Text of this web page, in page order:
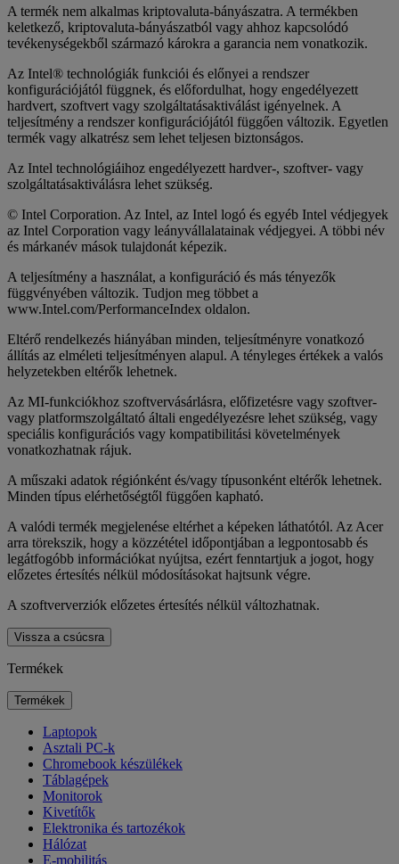
A termék nem alkalmas kriptovaluta-bányászatra. A termékben
keletkező, kriptovaluta-bányászatból vagy ahhoz kapcsolódó
tevékenységekből származó károkra a garancia nem vonatkozik.
Az Intel® technológiák funkciói és előnyei a rendszer
konfigurációjától függnek, és előfordulhat, hogy engedélyezett
hardvert, szoftvert vagy szolgáltatásaktiválást igényelnek. A
teljesítmény a rendszer konfigurációjától függően változik. Egyetlen
termék vagy alkatrész sem lehet teljesen biztonságos.
Az Intel technológiáihoz engedélyezett hardver-, szoftver- vagy
szolgáltatásaktiválásra lehet szükség.
© Intel Corporation. Az Intel, az Intel logó és egyéb Intel védjegyek
az Intel Corporation vagy leányvállalatainak védjegyei. A többi név
és márkanév mások tulajdonát képezik.
A teljesítmény a használat, a konfiguráció és más tényezők
függvényében változik. Tudjon meg többet a
www.Intel.com/PerformanceIndex oldalon.
Eltérő rendelkezés hiányában minden, teljesítményre vonatkozó
állítás az elméleti teljesítményen alapul. A tényleges értékek a valós
helyzetekben eltérők lehetnek.
Az MI-funkciókhoz szoftvervásárlásra, előfizetésre vagy szoftver-
vagy platformszolgáltató általi engedélyezésre lehet szükség, vagy
speciális konfigurációs vagy kompatibilitási követelmények
vonatkozhatnak rájuk.
A műszaki adatok régiónként és/vagy típusonként eltérők lehetnek.
Minden típus elérhetőségtől függően kapható.
A valódi termék megjelenése eltérhet a képeken láthatótól. Az Acer
arra törekszik, hogy a közzététel időpontjában a legpontosabb és
legátfogóbb információkat nyújtsa, ezért fenntartjuk a jogot, hogy
előzetes értesítés nélkül módosításokat hajtsunk végre.
A szoftververziók előzetes értesítés nélkül változhatnak.
Vissza a csúcsra
Termékek
Termékek
Laptopok
Asztali PC-k
Chromebook készülékek
Táblagépek
Monitorok
Kivetítők
Elektronika és tartozékok
Hálózat
E-mobilitás